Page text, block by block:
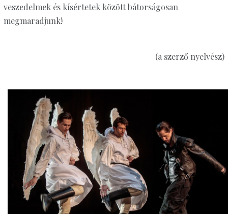
veszedelmek és kísértetek között bátorságosan
megmaradjunk!
(a szerző nyelvész)